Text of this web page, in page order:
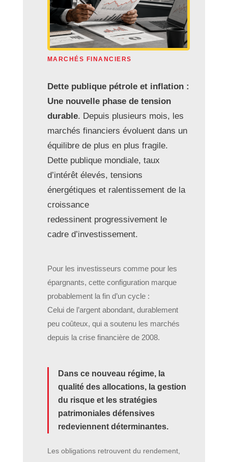
MARCHÉS FINANCIERS
Dette publique pétrole et inflation :
Une nouvelle phase de tension
durable. Depuis plusieurs mois, les
marchés financiers évoluent dans un
équilibre de plus en plus fragile.
Dette publique mondiale, taux
d’intérêt élevés, tensions
énergétiques et ralentissement de la
croissance
redessinent progressivement le
cadre d’investissement.
Pour les investisseurs comme pour les
épargnants, cette configuration marque
probablement la fin d’un cycle :
Celui de l’argent abondant, durablement
peu coûteux, qui a soutenu les marchés
depuis la crise financière de 2008.
Dans ce nouveau régime, la
qualité des allocations, la gestion
du risque et les stratégies
patrimoniales défensives
redeviennent déterminantes.
Les obligations retrouvent du rendement,